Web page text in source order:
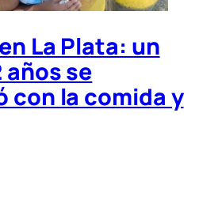
La Plata: un
años se
con la comida y